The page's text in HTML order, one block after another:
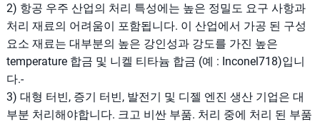
2) 항공 우주 산업의 처리 특성에는 높은 정밀도 요구 사항과
처리 재료의 어려움이 포함됩니다. 이 산업에서 가공 된 구성
요소 재료는 대부분의 높은 강인성과 강도를 가진 높은
temperature 합금 및 니켈 티타늄 합금 (예 : Inconel718)입니
다.-
3) 대형 터빈, 증기 터빈, 발전기 및 디젤 엔진 생산 기업은 대
부분 처리해야합니다. 크고 비싼 부품. 처리 중에 처리 된 부품